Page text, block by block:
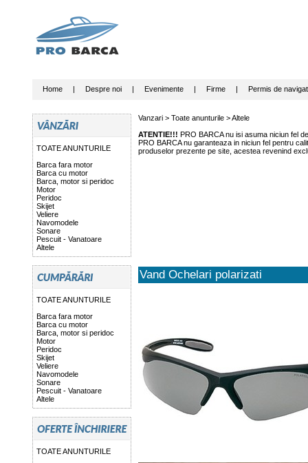
Home| Despre noi| Evenimente| Firme| Permis de
TOATE ANUNTURILE
Barca fara motor
Barca cu motor
Barca, motor si peridoc
Motor
Peridoc
Skijet
Veliere
Navomodele
Sonare
Pescuit - Vanatoare
Altele
TOATE ANUNTURILE
Barca fara motor
Barca cu motor
Barca, motor si peridoc
Motor
Peridoc
Skijet
Veliere
Navomodele
Sonare
Pescuit - Vanatoare
Altele
TOATE ANUNTURILE
Vanzari > Toate anunturile>Altele
ATENTIE!!! PRO BARCA nu isi asuma niciun fel
PRO BARCA nu garanteaza in niciun fel pentru
produselor prezente pe site, acestea revenind
Vand Ochelari polarizati